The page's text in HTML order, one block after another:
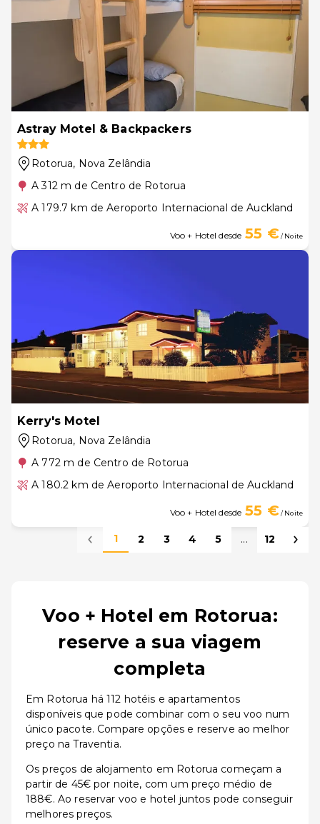
Astray Motel & Backpackers
Rotorua, Nova Zelândia
A 312 m de Centro de Rotorua
A 179.7 km de Aeroporto Internacional de Auckland
Voo + Hotel desde 55 €/ Noite
Kerry's Motel
Rotorua, Nova Zelândia
A 772 m de Centro de Rotorua
A 180.2 km de Aeroporto Internacional de Auckland
Voo + Hotel desde 55 €/ Noite
1 2 3 4 5 ... 12
Voo + Hotel em Rotorua:
reserve a sua viagem
completa
Em Rotorua há 112 hotéis e apartamentos
disponíveis que pode combinar com o seu voo num
único pacote. Compare opções e reserve ao melhor
preço na Traventia.
Os preços de alojamento em Rotorua começam a
partir de 45€ por noite, com um preço médio de
188€. Ao reservar voo e hotel juntos pode conseguir
melhores preços.